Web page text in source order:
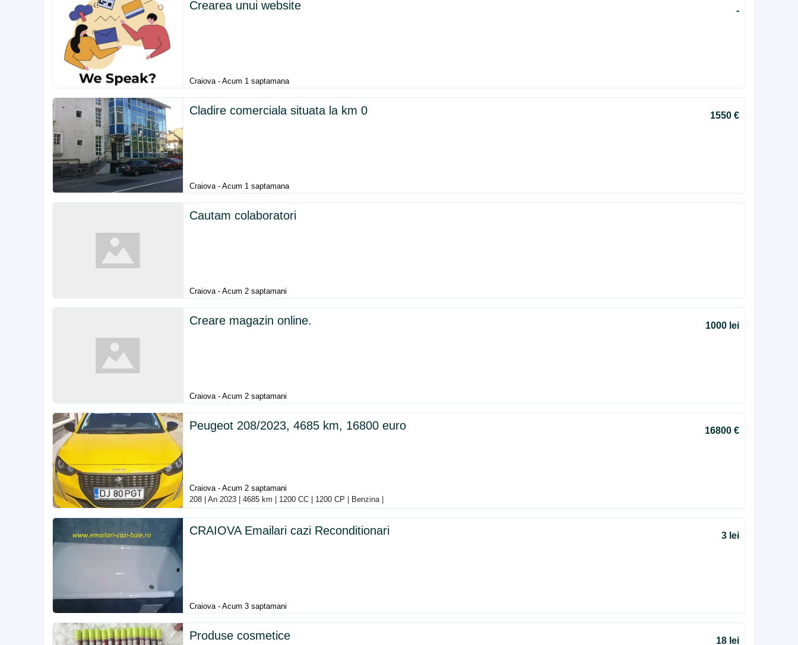
Crearea unui website -
Craiova - Acum 1 saptamana
Cladire comerciala situata la km 0 1550 €
Craiova - Acum 1 saptamana
Cautam colaboratori
Craiova - Acum 2 saptamani
Creare magazin online. 1000 lei
Craiova - Acum 2 saptamani
Peugeot 208/2023, 4685 km, 16800 euro 16800 €
Craiova - Acum 2 saptamani
208 | An 2023 | 4685 km | 1200 CC | 1200 CP | Benzina |
CRAIOVA Emailari cazi Reconditionari 3 lei
Craiova - Acum 3 saptamani
Produse cosmetice 18 lei